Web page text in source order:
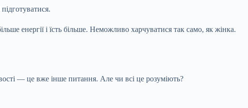
енергії і їсть більше. Неможливо харчуватися так само, як жінка.
— це вже інше питання. Але чи всі це розуміють?